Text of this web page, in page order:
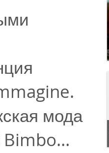
мода
Bimbo…